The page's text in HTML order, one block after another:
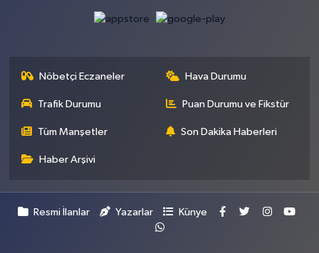
Nöbetçi Eczaneler Hava Durumu
Trafik Durumu Puan Durumu ve Fikstür
Tüm Manşetler Son Dakika Haberleri
Haber Arşivi
Resmi İlanlar Yazarlar Künye